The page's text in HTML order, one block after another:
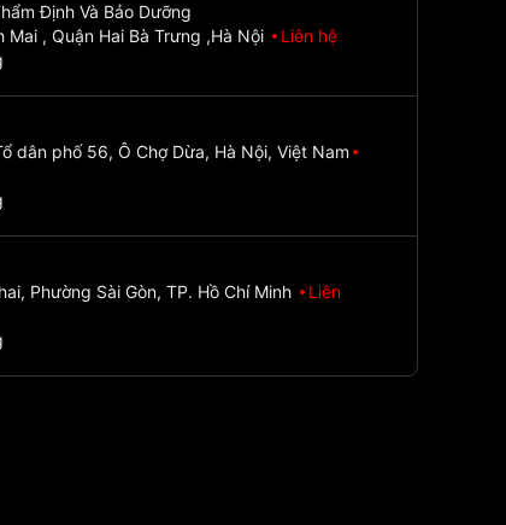
Định Và Bảo Dưỡng
, Quận Hai Bà Trưng ,Hà Nội
Liên hệ
dân phố 56, Ô Chợ Dừa, Hà Nội, Việt Nam
Phường Sài Gòn, TP. Hồ Chí Minh
Liên